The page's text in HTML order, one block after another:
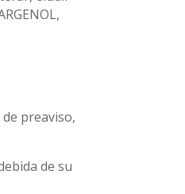
preaviso,
de su